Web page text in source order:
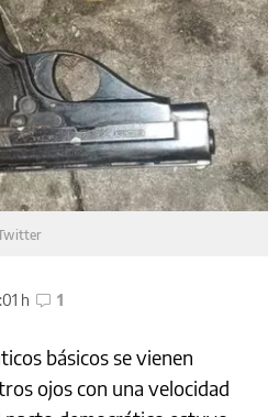
h 1
básicos se vienen
ojos con una velocidad